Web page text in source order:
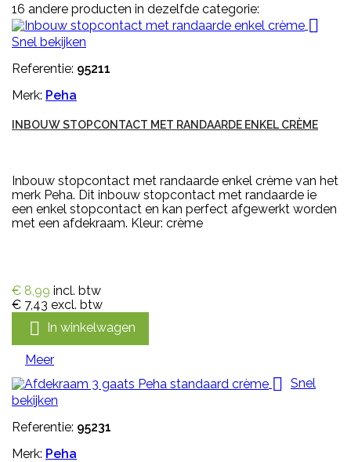
16 andere producten in dezelfde categorie:

Snel bekijken
Referentie: 95211
Merk: Peha
INBOUW STOPCONTACT MET RANDAARDE ENKEL CRÈME
Inbouw stopcontact met randaarde enkel crème van het
merk Peha. Dit inbouw stopcontact met randaarde ie
een enkel stopcontact en kan perfect afgewerkt worden
met een afdekraam. Kleur: crème
€ 8,99 incl. btw
€ 7,43 excl. btw
 In winkelwagen
Meer
 Snel
bekijken
Referentie: 95231
Merk: Peha